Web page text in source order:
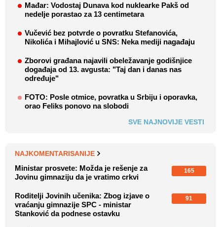
Mađar: Vodostaj Dunava kod nuklearke Pakš od
nedelje porastao za 13 centimetara
Vučević bez potvrde o povratku Stefanovića,
Nikolića i Mihajlović u SNS: Neka mediji nagađaju
Zborovi građana najavili obeležavanje godišnjice
događaja od 13. avgusta: "Taj dan i danas nas
određuje"
FOTO: Posle otmice, povratka u Srbiju i oporavka,
orao Feliks ponovo na slobodi
SVE NAJNOVIJE VESTI
NAJKOMENTARISANIJE
Ministar prosvete: Možda je rešenje za
Jovinu gimnaziju da je vratimo crkvi
165
Roditelji Jovinih učenika: Zbog izjave o
vraćanju gimnazije SPC - ministar
Stanković da podnese ostavku
91